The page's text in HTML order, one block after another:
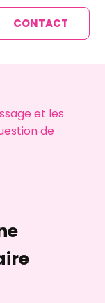
CONTACT
et les
de